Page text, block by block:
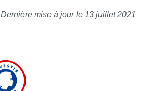
Dernière mise à jour le 13 juillet 2021